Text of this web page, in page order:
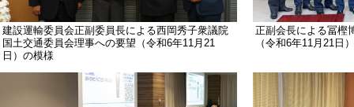
建設運輸委員会正副委員長による西岡秀子衆議院
国土交通委員会理事への要望（令和6年11月21
日）の模様
正副会長による冨樫
（令和6年11月21日